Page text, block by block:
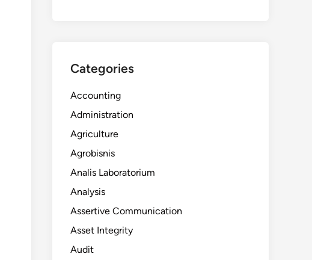
Categories
Accounting
Administration
Agriculture
Agrobisnis
Analis Laboratorium
Analysis
Assertive Communication
Asset Integrity
Audit